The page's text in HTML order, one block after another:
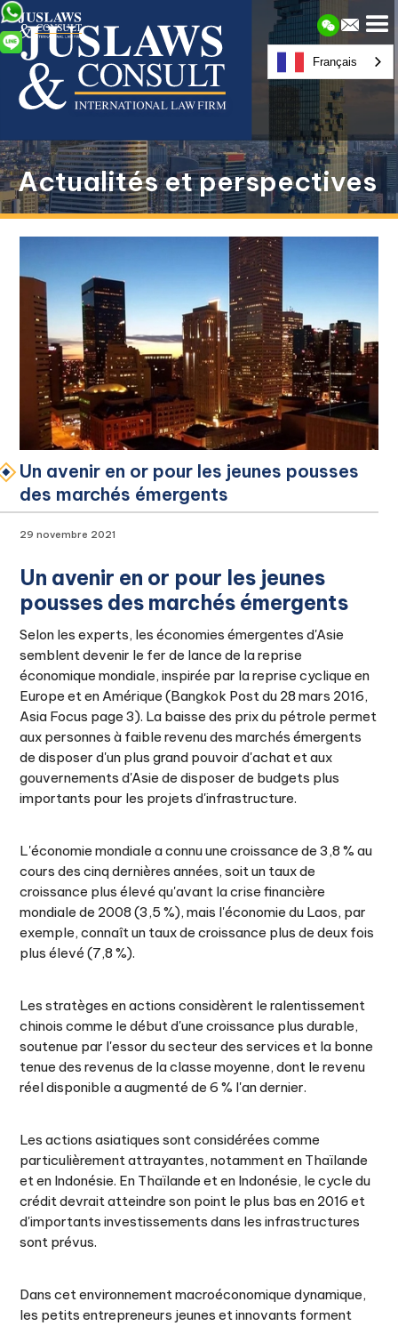
Actualités et perspectives
Un avenir en or pour les jeunes pousses
des marchés émergents
29 novembre 2021
Un avenir en or pour les jeunes
pousses des marchés émergents
Selon les experts, les économies émergentes d'Asie
semblent devenir le fer de lance de la reprise
économique mondiale, inspirée par la reprise cyclique en
Europe et en Amérique (Bangkok Post du 28 mars 2016,
Asia Focus page 3). La baisse des prix du pétrole permet
aux personnes à faible revenu des marchés émergents
de disposer d'un plus grand pouvoir d'achat et aux
gouvernements d'Asie de disposer de budgets plus
importants pour les projets d'infrastructure.
L'économie mondiale a connu une croissance de 3,8 % au
cours des cinq dernières années, soit un taux de
croissance plus élevé qu'avant la crise financière
mondiale de 2008 (3,5 %), mais l'économie du Laos, par
exemple, connaît un taux de croissance plus de deux fois
plus élevé (7,8 %).
Les stratèges en actions considèrent le ralentissement
chinois comme le début d'une croissance plus durable,
soutenue par l'essor du secteur des services et la bonne
tenue des revenus de la classe moyenne, dont le revenu
réel disponible a augmenté de 6 % l'an dernier.
Les actions asiatiques sont considérées comme
particulièrement attrayantes, notamment en Thaïlande
et en Indonésie. En Thaïlande et en Indonésie, le cycle du
crédit devrait atteindre son point le plus bas en 2016 et
d'importants investissements dans les infrastructures
sont prévus.
Dans cet environnement macroéconomique dynamique,
les petits entrepreneurs jeunes et innovants forment
Français